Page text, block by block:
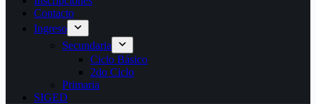
Contacto
Ingreso
Secundaria
Ciclo Básico
2do Ciclo
Primaria
SIGED